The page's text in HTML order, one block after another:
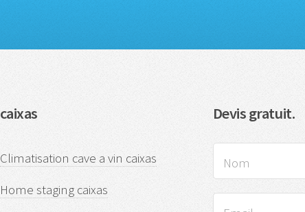
caixas
Climatisation cave a vin caixas
Home staging caixas
Devis gratuit.